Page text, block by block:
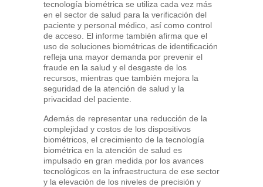
tecnología biométrica se utiliza cada vez más
en el sector de salud para la verificación del
paciente y personal médico, así como control
de acceso. El informe también afirma que el
uso de soluciones biométricas de identificación
refleja una mayor demanda por prevenir el
fraude en la salud y el desgaste de los
recursos, mientras que también mejora la
seguridad de la atención de salud y la
privacidad del paciente.
Además de representar una reducción de la
complejidad y costos de los dispositivos
biométricos, el crecimiento de la tecnología
biométrica en la atención de salud es
impulsado en gran medida por los avances
tecnológicos en la infraestructura de ese sector
y la elevación de los niveles de precisión y